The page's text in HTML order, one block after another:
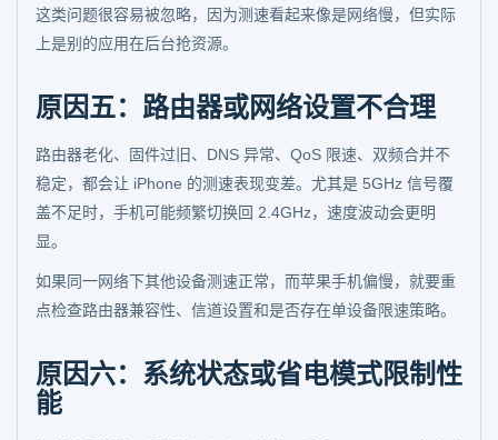
这类问题很容易被忽略，因为测速看起来像是网络慢，但实际
上是别的应用在后台抢资源。
原因五：路由器或网络设置不合理
路由器老化、固件过旧、DNS 异常、QoS 限速、双频合并不
稳定，都会让 iPhone 的测速表现变差。尤其是 5GHz 信号覆
盖不足时，手机可能频繁切换回 2.4GHz，速度波动会更明
显。
如果同一网络下其他设备测速正常，而苹果手机偏慢，就要重
点检查路由器兼容性、信道设置和是否存在单设备限速策略。
原因六：系统状态或省电模式限制性
能